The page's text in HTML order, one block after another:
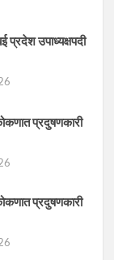
प्रदेश उपाध्यक्षपदी
प्रदुषणकारी
प्रदुषणकारी